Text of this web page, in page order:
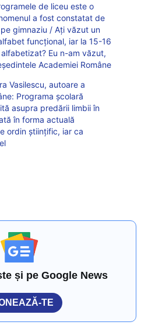
de liceu este o
a fost constatat de
gimnaziu / Ați văzut un
funcțional, iar la 15-16
Eu n-am văzut,
Academiei Române
Vasilescu, autoare a
Programa școlară
asupra predării limbii în
în forma actuală
ordin științific, iar ca
și pe Google News
TE